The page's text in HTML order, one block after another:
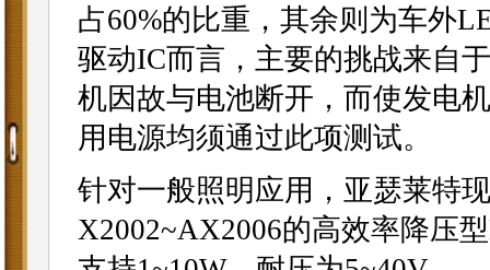
占60%的比重，其余则为车外
驱动IC而言，主要的挑战来自
机因故与电池断开，而使发电
用电源均须通过此项测试。
针对一般照明应用，亚瑟莱特
X2002~AX2006的高效率降压